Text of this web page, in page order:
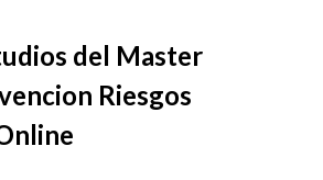
del Master
Riesgos